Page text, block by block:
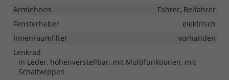
Armlehnen
Fahrer, Beifahrer
Fensterheber
elektrisch
Innenraumfilter
vorhanden
Lenkrad
in Leder, höhenverstellbar, mit Multifunktionen, mit
Schaltwippen